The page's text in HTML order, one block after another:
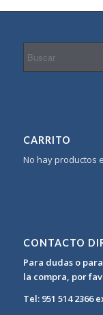
CARRITO
No hay productos
CONTACTO
Para dudas o
la compra, por
Tel: 951 514 2366